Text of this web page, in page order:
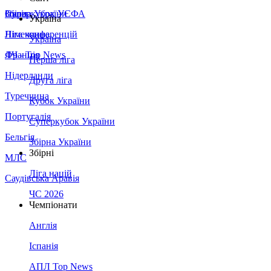
Збірна України
Італія
Німеччина
Франція
Нідерланди
Туреччина
Португалія
Бельгія
МЛС
Саудівська Аравія
Суперкубок УЄФА
Ліга конференцій
ЛЧ - Top News
Україна
Україна
Перша ліга
Друга ліга
Кубок України
Суперкубок України
Збірна України
Збірні
Ліга націй
ЧС 2026
Чемпіонати
Англія
Іспанія
АПЛ Top News